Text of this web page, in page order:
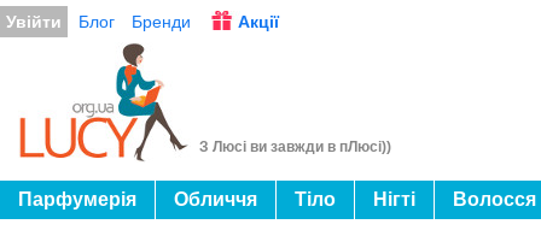
Увійти Блог Бренди Акції
З Люсі ви завжди в пЛюсі))
Парфумерія Обличчя Тіло Нігті Волосся